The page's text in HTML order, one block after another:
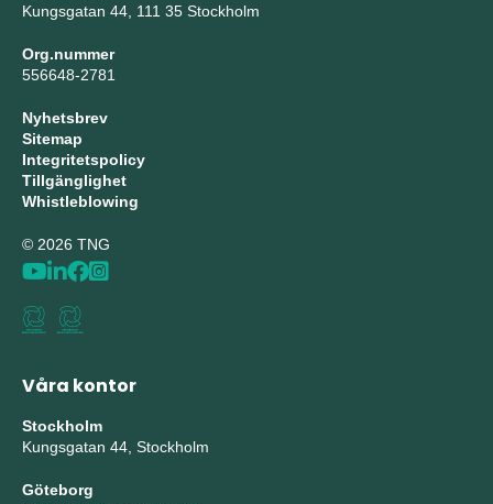
Kungsgatan 44, 111 35 Stockholm
Org.nummer
556648-2781
Nyhetsbrev
Sitemap
Integritetspolicy
Tillgänglighet
Whistleblowing
© 2026 TNG
Våra kontor
Stockholm
Kungsgatan 44, Stockholm
Göteborg